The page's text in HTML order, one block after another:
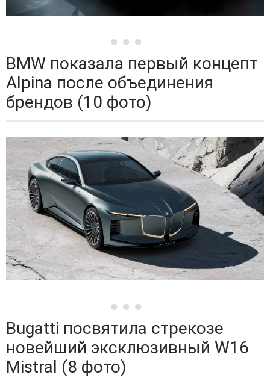
BMW показала первый концепт
Alpina после объединения
брендов (10 фото)
Bugatti посвятила стрекозе
новейший эксклюзивный W16
Mistral (8 фото)